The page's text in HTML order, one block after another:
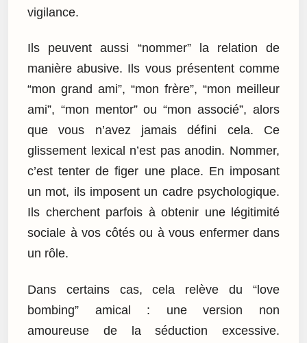
vigilance.
Ils peuvent aussi “nommer” la relation de
manière abusive. Ils vous présentent comme
“mon grand ami”, “mon frère”, “mon meilleur
ami”, “mon mentor” ou “mon associé”, alors
que vous n’avez jamais défini cela. Ce
glissement lexical n’est pas anodin. Nommer,
c’est tenter de figer une place. En imposant
un mot, ils imposent un cadre psychologique.
Ils cherchent parfois à obtenir une légitimité
sociale à vos côtés ou à vous enfermer dans
un rôle.
Dans certains cas, cela relève du “love
bombing” amical : une version non
amoureuse de la séduction excessive.